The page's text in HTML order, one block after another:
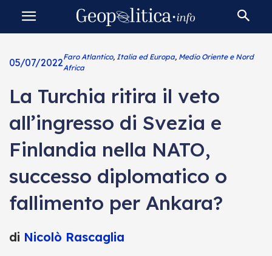
05/07/2022Faro Atlantico, Italia ed Europa, Medio Oriente e Nord
Africa
La Turchia ritira il veto
all’ingresso di Svezia e
Finlandia nella NATO,
successo diplomatico o
fallimento per Ankara?
di Nicolò Rascaglia